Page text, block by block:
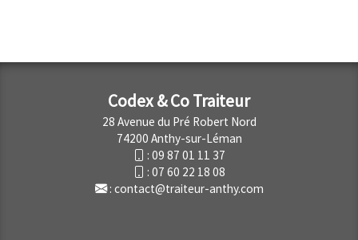
Codex & Co Traiteur
28 Avenue du Pré Robert Nord
74200 Anthy-sur-Léman
: 09 87 01 11 37
: 07 60 22 18 08
: contact@traiteur-anthy.com